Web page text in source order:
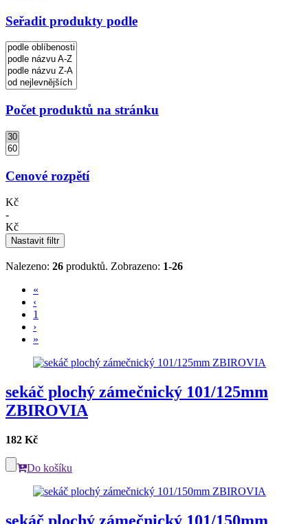
Seřadit produkty podle
Počet produktů na stránku
Cenové rozpětí
Kč
-
Kč
Nastavit filtr
Nalezeno: 26 produktů. Zobrazeno: 1-26
«
‹
1
›
»
sekáč plochý zámečnický 101/125mm
ZBIROVIA
182 Kč
Do košíku